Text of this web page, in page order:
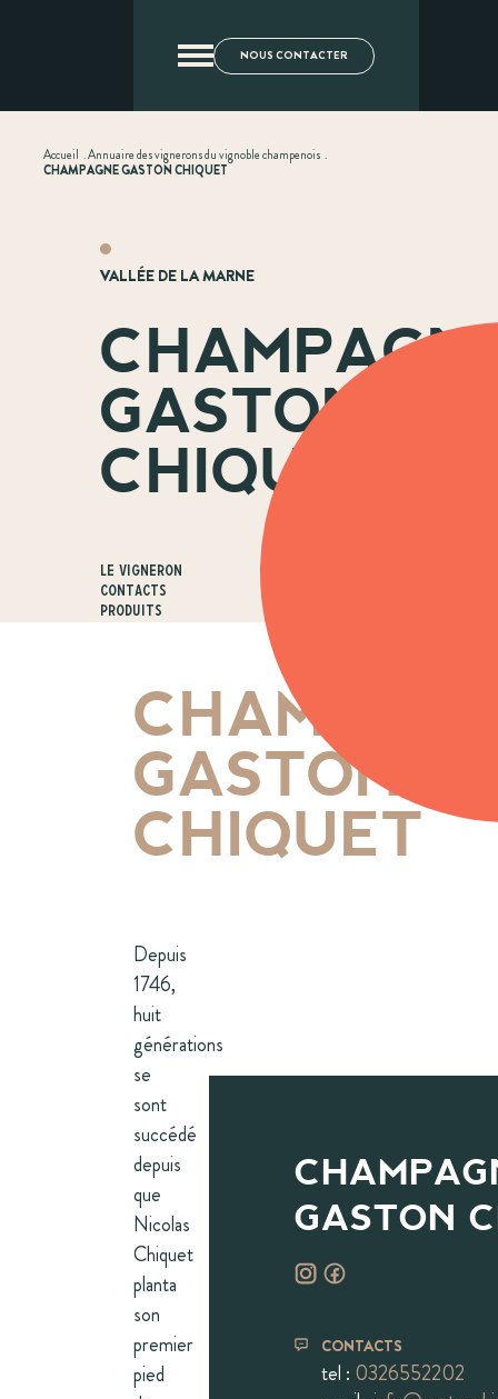
NOUS CONTACTER
Accueil .Annuaire des vignerons du vignoble champenois .
CHAMPAGNE GASTON CHIQUET
VALLÉE DE LA MARNE
GASTON
CHIQUET
Le vigneron
Contacts
Produits
GASTON
CHIQUET
Depuis
1746,
huit
générations
se
sont
succédé
depuis
que
Nicolas
Chiquet
planta
son
premier
pied
GASTON
CONTACTS
tel : 0326552202